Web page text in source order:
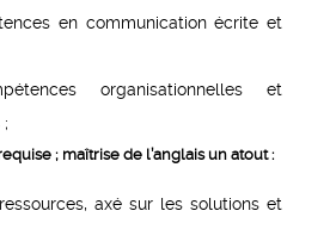
en communication écrite et
organisationnelles et
; maîtrise de l’anglais un atout :
axé sur les solutions et